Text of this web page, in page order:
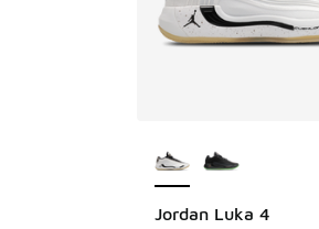
Jordan Luka 4